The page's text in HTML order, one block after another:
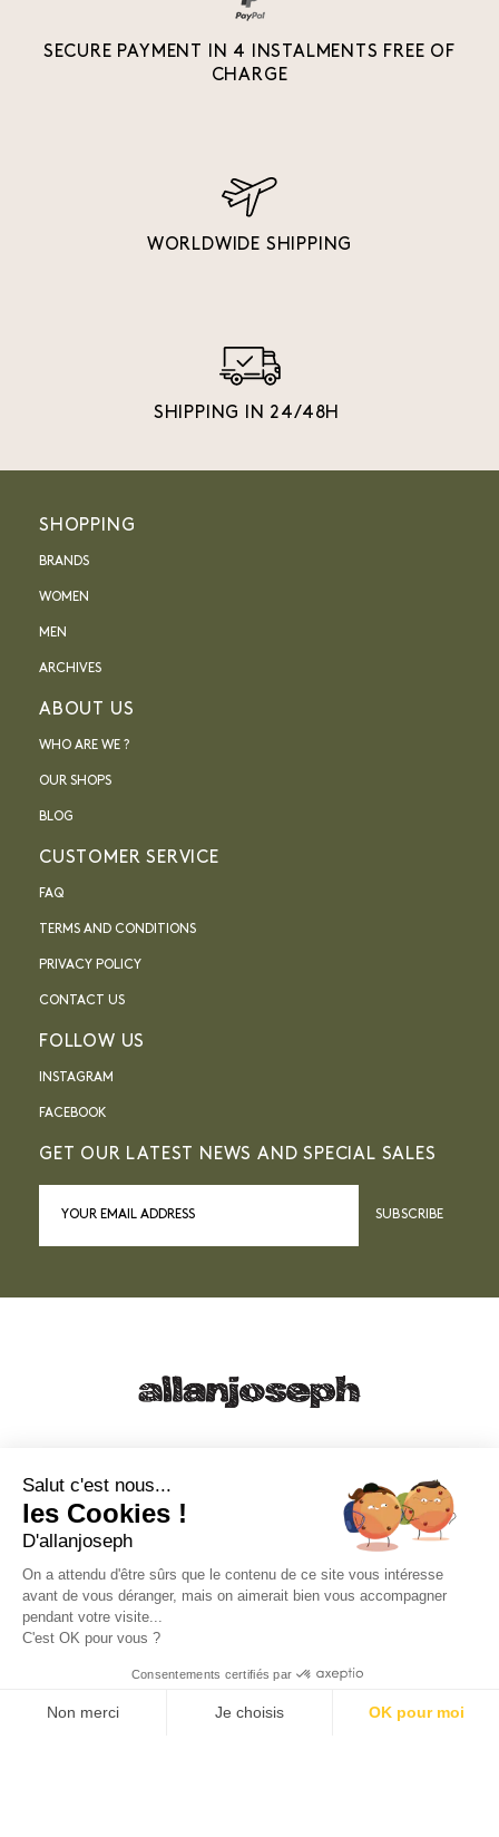
SECURE PAYMENT IN 4 INSTALMENTS FREE OF
CHARGE
WORLDWIDE SHIPPING
SHIPPING IN 24/48H
SHOPPING
BRANDS
WOMEN
MEN
ARCHIVES
ABOUT US
WHO ARE WE ?
OUR SHOPS
BLOG
CUSTOMER SERVICE
FAQ
TERMS AND CONDITIONS
PRIVACY POLICY
CONTACT US
FOLLOW US
INSTAGRAM
FACEBOOK
GET OUR LATEST NEWS AND SPECIAL SALES
SUBSCRIBE
49, RUE FRANCIS DAVSO - 13001 MARSEILLE
eshop@allanjoseph.com
Salut c'est nous...
les Cookies !
D'allanjoseph
On a attendu d'être sûrs que le contenu de ce site vous intéresse
avant de vous déranger, mais on aimerait bien vous accompagner
pendant votre visite...
C'est OK pour vous ?
Consentements certifiés par
Non merci Je choisis OK pour moi